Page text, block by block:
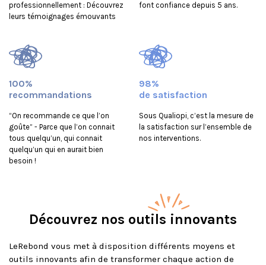
professionnellement : Découvrez
leurs témoignages émouvants
font confiance depuis 5 ans.
100%
recommandations
“On recommande ce que l’on
goûte” - Parce que l’on connait
tous quelqu’un, qui connait
quelqu’un qui en aurait bien
besoin !
98%
de satisfaction
Sous Qualiopi, c’est la mesure de
la satisfaction sur l’ensemble de
nos interventions.
Découvrez nos outils innovants
LeRebond vous met à disposition différents moyens et
outils innovants afin de transformer chaque action de